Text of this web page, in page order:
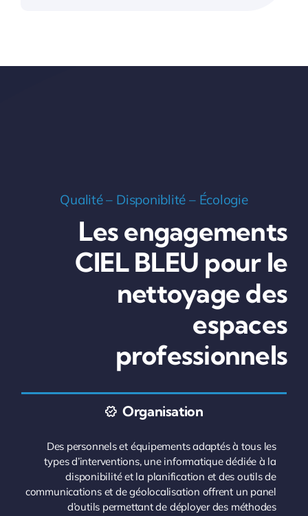
Qualité – Disponiblité – Écologie
Les engagements
CIEL BLEU pour le
nettoyage des
espaces
professionnels
Organisation
Des personnels et équipements adaptés à tous les
types d’interventions, une informatique dédiée à la
disponibilité et la planification et des outils de
communications et de géolocalisation offrent un panel
d’outils permettant de déployer des méthodes